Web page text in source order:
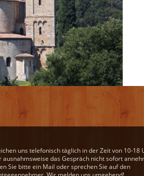
uns telefonisch täglich in der Zeit von 10-18
ausnahmsweise das Gespräch nicht sofort
Sie bitte ein Mail oder sprechen Sie auf den